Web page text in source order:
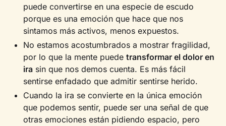
puede convertirse en una especie de escudo
porque es una emoción que hace que nos
sintamos más activos, menos expuestos.
No estamos acostumbrados a mostrar fragilidad,
por lo que la mente puedetransformar el dolor en
ira sin que nos demos cuenta. Es más fácil
sentirse enfadado que admitir sentirse herido.
Cuando la ira se convierte en la única emoción
que podemos sentir, puede ser una señal de que
otras emociones están pidiendo espacio, pero